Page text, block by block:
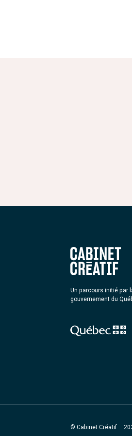
Un parcours initié par
gouvernement du
© Cabinet Créatif –